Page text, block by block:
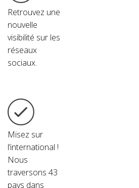
Retrouvez une
nouvelle
visibilité sur les
réseaux
sociaux.
Misez sur
l’international !
Nous
traversons 43
pays dans